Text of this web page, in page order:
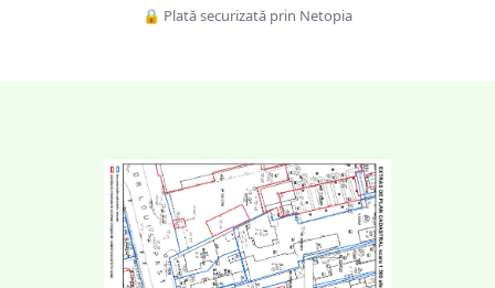
🔒 Plată securizată prin Netopia